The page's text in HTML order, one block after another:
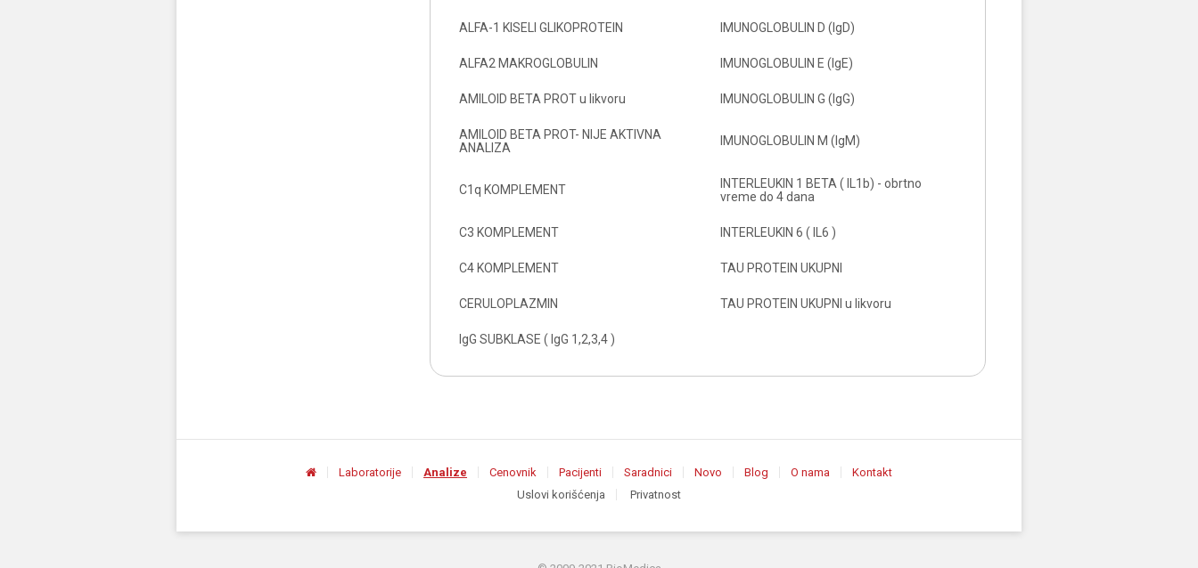
ALFA-1 KISELI GLIKOPROTEIN IMUNOGLOBULIN D (IgD)
ALFA2 MAKROGLOBULIN IMUNOGLOBULIN E (IgE)
AMILOID BETA PROT u likvoru IMUNOGLOBULIN G (IgG)
AMILOID BETA PROT- NIJE AKTIVNA
ANALIZA
IMUNOGLOBULIN M (IgM)
C1q KOMPLEMENT
INTERLEUKIN 1 BETA ( IL1b) - obrtno
vreme do 4 dana
C3 KOMPLEMENT INTERLEUKIN 6 ( IL6 )
C4 KOMPLEMENT TAU PROTEIN UKUPNI
CERULOPLAZMIN TAU PROTEIN UKUPNI u likvoru
IgG SUBKLASE ( IgG 1,2,3,4 )
Laboratorije Analize Cenovnik Pacijenti Saradnici Novo Blog O nama
Kontakt
Uslovi korišćenja
Privatnost